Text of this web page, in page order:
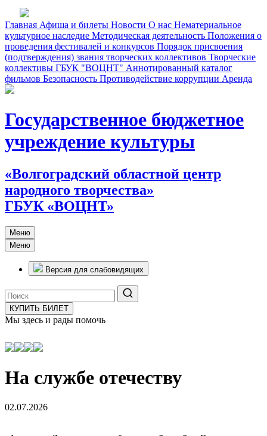
Главная Афиша и билеты Новости О нас Нематериальное
культурное наследие Методическая деятельность Положения о
проведения фестивалей и конкурсов Порядок присвоения
(подтверждения) звания творческих коллективов Творческие
коллективы ГБУК "ВОЦНТ" Аннотированный каталог
фильмов Безопасность Противодействие коррупции Аренда
Государственное бюджетное
учреждение культуры
«Волгоградский областной центр
народного творчества»
ГБУК «ВОЦНТ»
Меню
Меню
Версия для слабовидящих
КУПИТЬ БИЛЕТ
Мы здесь и рады помочь
На службе отечеству
02.07.2026